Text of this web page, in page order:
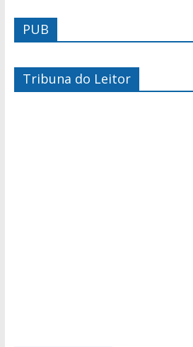
PUB
Tribuna do Leitor